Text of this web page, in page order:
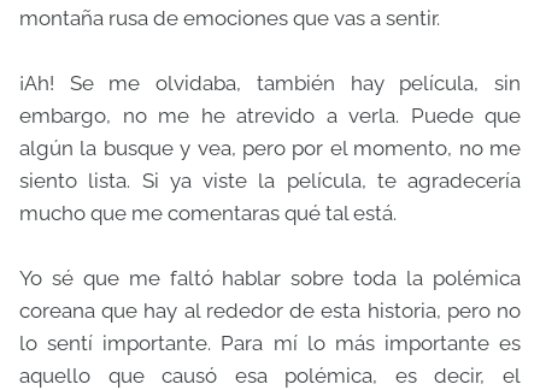
montaña rusa de emociones que vas a sentir.
¡Ah! Se me olvidaba, también hay película, sin
embargo, no me he atrevido a verla. Puede que
algún la busque y vea, pero por el momento, no me
siento lista. Si ya viste la película, te agradecería
mucho que me comentaras qué tal está.
Yo sé que me faltó hablar sobre toda la polémica
coreana que hay al rededor de esta historia, pero no
lo sentí importante. Para mí lo más importante es
aquello que causó esa polémica, es decir, el